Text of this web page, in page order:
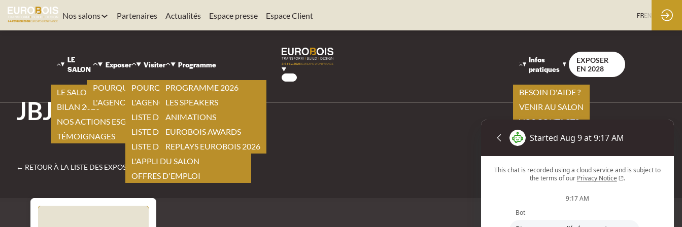
Nos salons Partenaires Actualités Espace presse Espace Client FREN
LISTE DES EXPOSANTS
JBJ PRODUCTS
← RETOUR À LA LISTE DES EXPOSANTS
LE
SALON
LE SALON 2026
BILAN 2026
NOS ACTIONS ESG
TÉMOIGNAGES
Exposer
POURQUOI EXPOSER ?
L'AGENCEMENT BY EUROBOIS
Visiter
POURQUOI VISITER ?
L'AGENCEMENT BY EUROBOIS
LISTE DES EXPOSANTS
LISTE DES NOUVEAUTÉS
LISTE DES PRODUITS
L'APPLI DU SALON
OFFRES D'EMPLOI
Programme
PROGRAMME 2026
LES SPEAKERS
ANIMATIONS
EUROBOIS AWARDS
REPLAYS EUROBOIS 2026
Infos
pratiques
BESOIN D'AIDE ?
VENIR AU SALON
VOS CONTACTS
EXPOSER
EN 2028